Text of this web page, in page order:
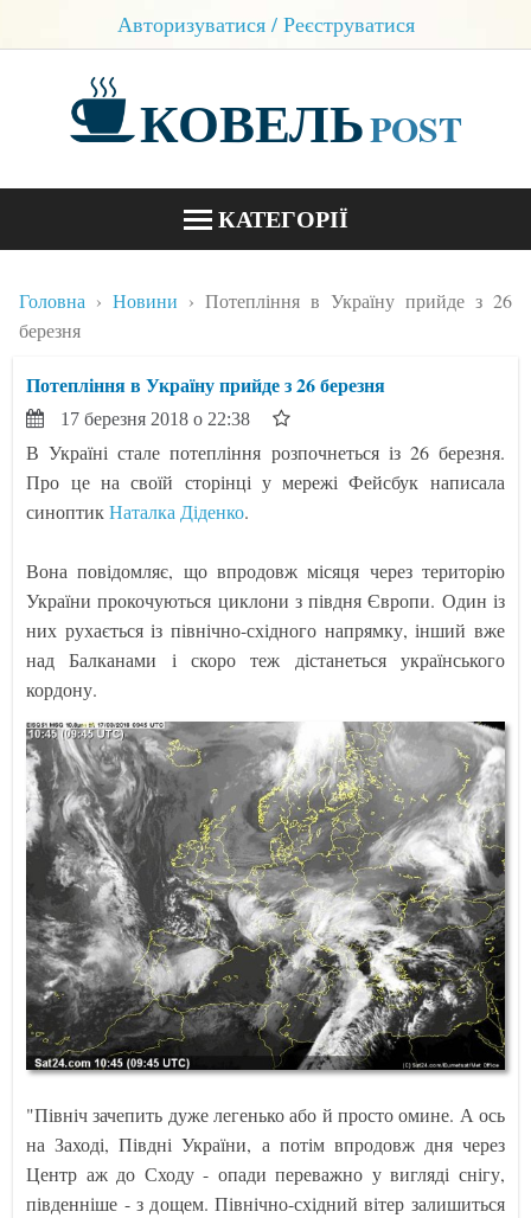
Авторизуватися / Реєструватися
КОВЕЛЬPOST
КАТЕГОРІЇ
КОНТАКТИ
Головна Новини
Потепління в Україну прийде з 26
березня
Потепління в Україну прийде з 26 березня
17 березня 2018 о 22:38
В Україні стале потепління розпочнеться із 26 березня.
Про це на своїй сторінці у мережі Фейсбук написала
синоптикНаталка Діденко.
Вона повідомляє, що впродовж місяця через територію
України прокочуються циклони з півдня Європи. Один із
них рухається із північно-східного напрямку, інший вже
над Балканами і скоро теж дістанеться українського
кордону.
"Північ зачепить дуже легенько або й просто омине. А ось
на Заході, Півдні України, а потім впродовж дня через
Центр аж до Сходу - опади переважно у вигляді снігу,
південніше - з дощем. Північно-східний вітер залишиться